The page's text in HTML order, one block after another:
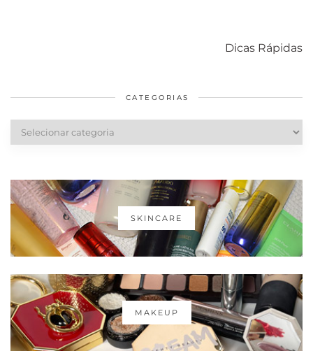
Dicas Rápidas
diários
cabelos
CATEGORIAS
Categorias
SKINCARE
MAKEUP